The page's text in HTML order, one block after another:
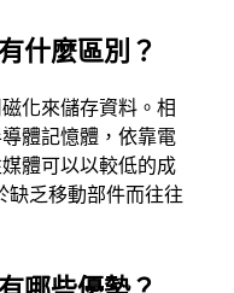
什麼區別？
化來儲存資料。相
體記憶體，依靠電
體可以以較低的成
缺乏移動部件而往往